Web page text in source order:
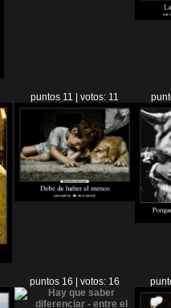
puntos 11 | votos: 11
puntos 16 | votos: 16